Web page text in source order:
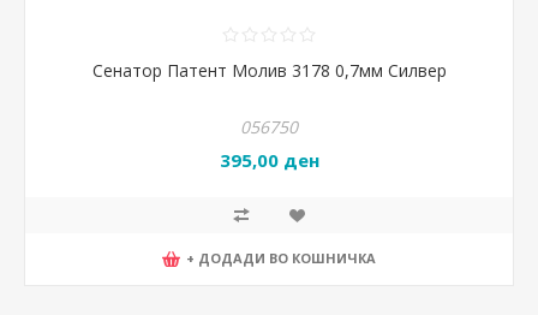
Сенатор Патент Молив 3178 0,7мм Силвер
056750
395,00 ден
+ ДОДАДИ ВО КОШНИЧКА